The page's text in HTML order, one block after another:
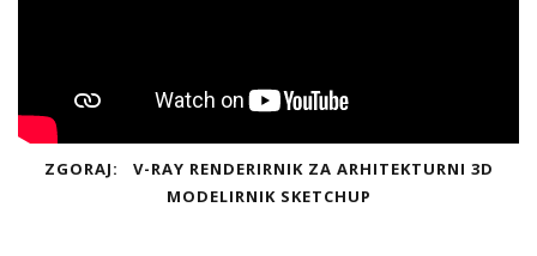
ZGORAJ: V-RAY RENDERIRNIK ZA ARHITEKTURNI 3D
MODELIRNIK SKETCHUP